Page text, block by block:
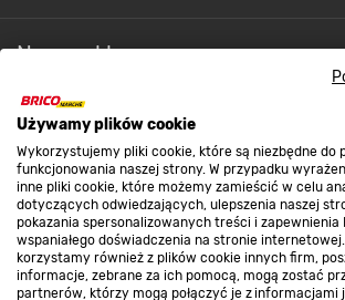
Używamy plików cookie
Wykorzystujemy pliki cookie, które są niezbędne do
funkcjonowania naszej strony. W przypadku
inne pliki cookie, które możemy zamieścić w celu
dotyczących odwiedzających, ulepszenia naszej
pokazania spersonalizowanych treści i zapewnienia
wspaniałego doświadczenia na stronie
korzystamy również z plików cookie innych firm,
informacje, zebrane za ich pomocą, mogą zostać
partnerów, którzy mogą połączyć je z informacjami
Nasze sklepy
O nas
Kontakt do sklepu
Strefa biznesu